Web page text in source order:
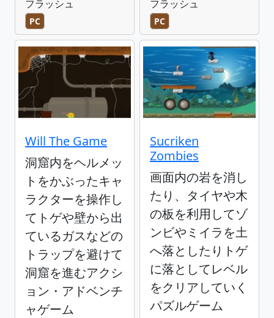
フラッシュ
PC
フラッシュ
PC
Will The Game
洞窟内をヘルメッ
トをかぶったキャ
ラクターを操作し
てトゲや壁から出
ているガスなどの
トラップを避けて
洞窟を進むアクシ
ョン・アドベンチ
ャゲーム
Sucriken
Zombies
画面内の岩を消し
たり、タイヤや木
の板を利用してゾ
ンビやミイラを土
へ落としたりトゲ
に落としてレベル
をクリアしていく
パズルゲーム